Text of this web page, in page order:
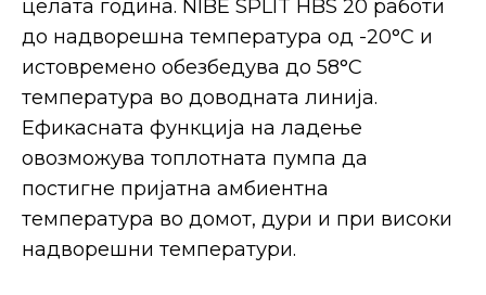
целата година. NIBE SPLIT HBS 20 работи
до надворешна температура од -20°C и
истовремено обезбедува до 58°C
температура во доводната линија.
Ефикасната функција на ладење
овозможува топлотната пумпа да
постигне пријатна амбиентна
температура во домот, дури и при високи
надворешни температури.